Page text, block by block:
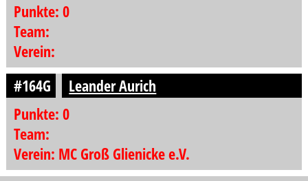
Punkte: 0
Team:
Verein:
#164G
Leander Aurich
Punkte: 0
Team:
Verein: MC Groß Glienicke e.V.